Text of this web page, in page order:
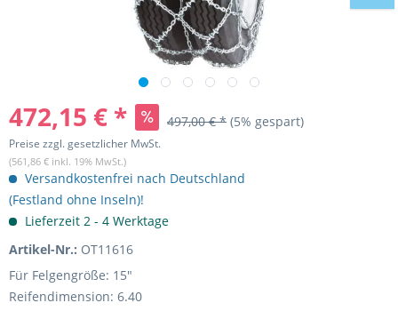
472,15 € * 497,00 € * (5% gespart)
Preise zzgl. gesetzlicher MwSt.
(561,86 € inkl. 19% MwSt.)
Versandkostenfrei nach Deutschland
(Festland ohne Inseln)!
Lieferzeit 2 - 4 Werktage
Artikel-Nr.: OT11616
Für Felgengröße: 15"
Reifendimension: 6.40